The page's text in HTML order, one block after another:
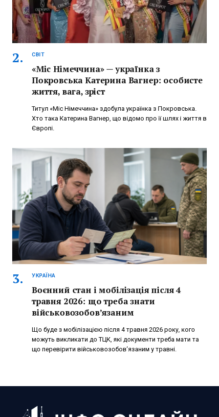
СВІТ
«Міс Німеччина» — українка з
Покровська Катерина Вагнер: особисте
життя, вага, зріст
Титул «Міс Німеччина» здобула українка з Покровська.
Хто така Катерина Вагнер, що відомо про її шлях і життя в
Європі.
УКРАЇНА
Воєнний стан і мобілізація після 4
травня 2026: що треба знати
військовозобов’язаним
Що буде з мобілізацією після 4 травня 2026 року, кого
можуть викликати до ТЦК, які документи треба мати та
що перевірити військовозобов’язаним у травні.